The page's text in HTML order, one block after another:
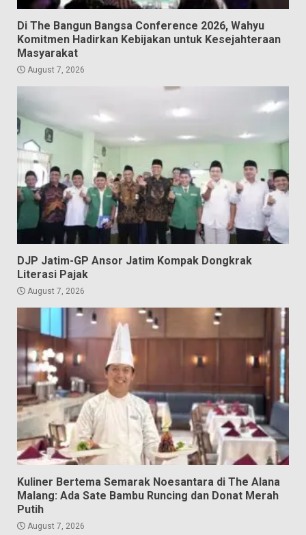
Di The Bangun Bangsa Conference 2026, Wahyu
Komitmen Hadirkan Kebijakan untuk Kesejahteraan
Masyarakat
August 7, 2026
DJP Jatim-GP Ansor Jatim Kompak Dongkrak
Literasi Pajak
August 7, 2026
Kuliner Bertema Semarak Noesantara di The Alana
Malang: Ada Sate Bambu Runcing dan Donat Merah
Putih
August 7, 2026